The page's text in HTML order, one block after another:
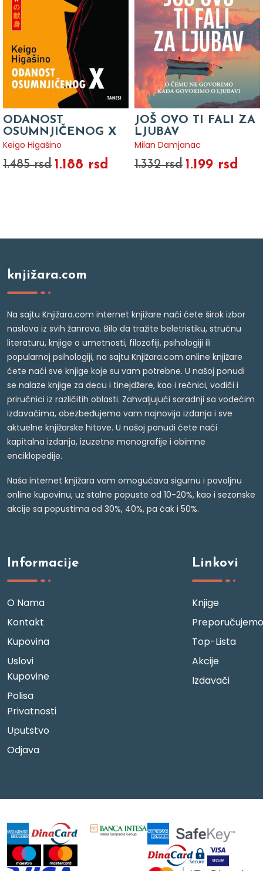
ODANOST
OSUMNJIČENOG X
Keigo Higašino
1.485 rsd 1.188 rsd
JOŠ OVO TI FALI ZA
LJUBAV
Milan Damjanac
1.332 rsd 1.199 rsd
knjižara.com
Na sajtu Knjižara.com internet knjižare naći ćete širok izbor
naslova iz svih žanrova. Bilo da tražite beletristiku, stručnu
literaturu, knjige o umetnosti, filozofiji, psihologiji ili
popularnoj psihologiji, na sajtu Knjižara.com online knjižare
ćete naći sve knjige koje su vam potrebne. U našoj ponudi
se nalaze knjige za decu i tinejdžere, kao i rečnici, vodiči i
priručnici iz različitih oblasti. Zahvaljujući saradnji sa vodećim
izdavačima, obezbeđujemo vam najnovija izdanja i sve
aktuelne knjižarske hitove. U našoj ponudi ćete naći
kapitalna izdanja, izuzetne monografije i obimne
enciklopedije.
Naša internet knjižara vam omogućava sigurnu i povoljnu
online kupovinu, uz stalne popuste od 10-20%, kao i sezonske
akcije sa popustima od 30%, 40%, pa čak i 50%.
Informacije
O Nama
Kontakt
Kupovina
Uslovi
Kupovine
Polisa
Privatnosti
Uputstvo
Odjava
Linkovi
Knjige
Preporučujemo
Top-Lista
Akcije
Izdavači